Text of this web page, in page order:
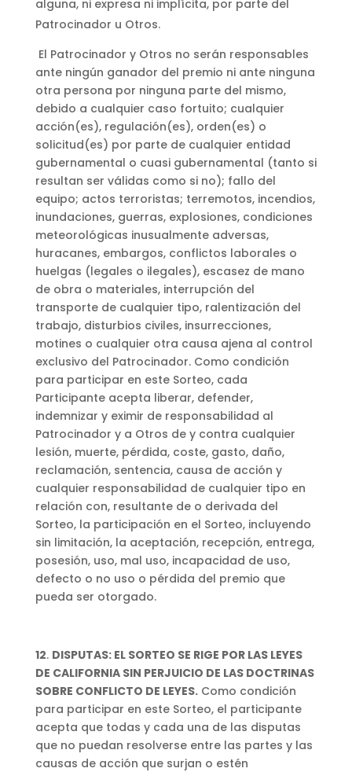
alguna, ni expresa ni implícita, por parte del
Patrocinador u Otros.
El Patrocinador y Otros no serán responsables
ante ningún ganador del premio ni ante ninguna
otra persona por ninguna parte del mismo,
debido a cualquier caso fortuito; cualquier
acción(es), regulación(es), orden(es) o
solicitud(es) por parte de cualquier entidad
gubernamental o cuasi gubernamental (tanto si
resultan ser válidas como si no); fallo del
equipo; actos terroristas; terremotos, incendios,
inundaciones, guerras, explosiones, condiciones
meteorológicas inusualmente adversas,
huracanes, embargos, conflictos laborales o
huelgas (legales o ilegales), escasez de mano
de obra o materiales, interrupción del
transporte de cualquier tipo, ralentización del
trabajo, disturbios civiles, insurrecciones,
motines o cualquier otra causa ajena al control
exclusivo del Patrocinador. Como condición
para participar en este Sorteo, cada
Participante acepta liberar, defender,
indemnizar y eximir de responsabilidad al
Patrocinador y a Otros de y contra cualquier
lesión, muerte, pérdida, coste, gasto, daño,
reclamación, sentencia, causa de acción y
cualquier responsabilidad de cualquier tipo en
relación con, resultante de o derivada del
Sorteo, la participación en el Sorteo, incluyendo
sin limitación, la aceptación, recepción, entrega,
posesión, uso, mal uso, incapacidad de uso,
defecto o no uso o pérdida del premio que
pueda ser otorgado.
12. DISPUTAS: EL SORTEO SE RIGE POR LAS LEYES
DE CALIFORNIA SIN PERJUICIO DE LAS DOCTRINAS
SOBRE CONFLICTO DE LEYES.Como condición
para participar en este Sorteo, el participante
acepta que todas y cada una de las disputas
que no puedan resolverse entre las partes y las
causas de acción que surjan o estén